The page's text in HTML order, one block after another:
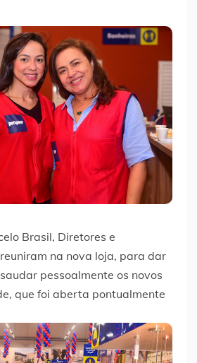
Brasil, Diretores e
na nova loja, para dar
pessoalmente os novos
que foi aberta pontualmente